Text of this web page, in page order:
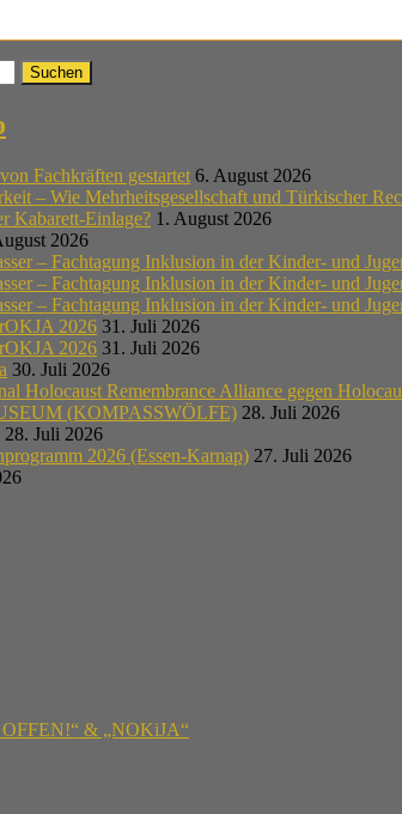
Fachkräften gestartet 6. August 2026
– Wie Mehrheitsgesellschaft und Türkischer
Kabarett-Einlage? 1. August 2026
2026
– Fachtagung Inklusion in der Kinder- und
– Fachtagung Inklusion in der Kinder- und
– Fachtagung Inklusion in der Kinder- und
2026 31. Juli 2026
2026 31. Juli 2026
30. Juli 2026
Holocaust Remembrance Alliance gegen
(KOMPASSWÖLFE) 28. Juli 2026
28. Juli 2026
2026 (Essen-Karnap) 27. Juli 2026
OFFEN!“ & „NOKiJA“